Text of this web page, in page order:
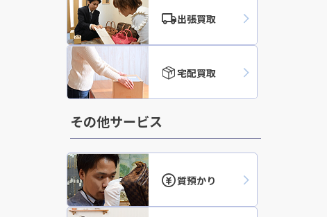
出張買取
宅配買取
その他サービス
質預かり